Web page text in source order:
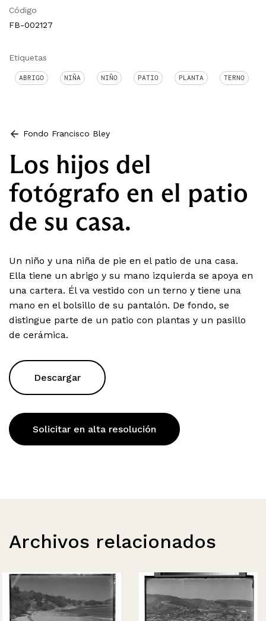
Código
FB-002127
Etiquetas
ABRIGO NIÑA NIÑO PATIO PLANTA TERNO
Fondo Francisco Bley
Los hijos del
fotógrafo en el patio
de su casa.
Un niño y una niña de pie en el patio de una casa.
Ella tiene un abrigo y su mano izquierda se apoya en
una cartera. Él va vestido con un terno y tiene una
mano en el bolsillo de su pantalón. De fondo, se
distingue parte de un patio con plantas y un pasillo
de cerámica.
Descargar
Solicitar en alta resolución
Archivos relacionados